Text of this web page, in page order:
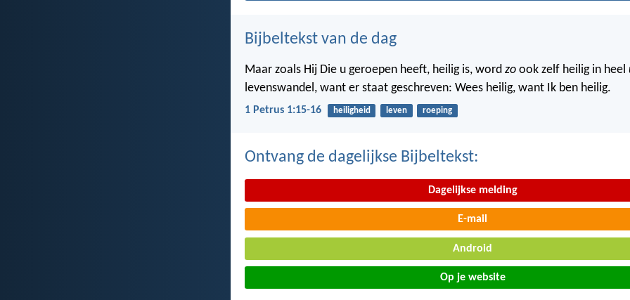
Bijbeltekst van de dag
Maar zoals Hij Die u geroepen heeft, heilig is, word zo ook zelf heilig in heel
levenswandel, want er staat geschreven: Wees heilig, want Ik ben heilig.
1 Petrus 1:15-16 heiligheid leven roeping
Ontvang de dagelijkse Bijbeltekst:
Dagelijkse melding
E-mail
Android
Op je website